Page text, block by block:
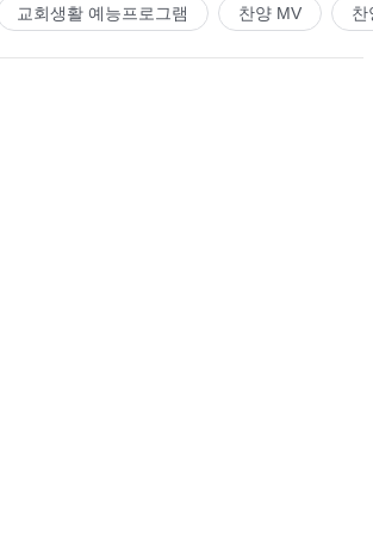
교회생활 예능프로그램 찬양 MV 찬